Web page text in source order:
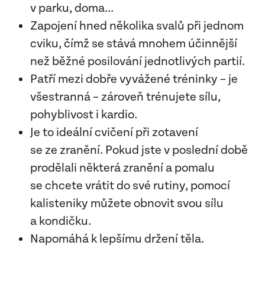
v parku, doma…
Zapojení hned několika svalů při jednom
cviku, čímž se stává mnohem účinnější
než běžné posilování jednotlivých partií.
Patří mezi dobře vyvážené tréninky – je
všestranná – zároveň trénujete sílu,
pohyblivost i kardio.
Je to ideální cvičení při zotavení
se ze zranění. Pokud jste v poslední době
prodělali některá zranění a pomalu
se chcete vrátit do své rutiny, pomocí
kalisteniky můžete obnovit svou sílu
a kondičku.
Napomáhá k lepšímu držení těla.